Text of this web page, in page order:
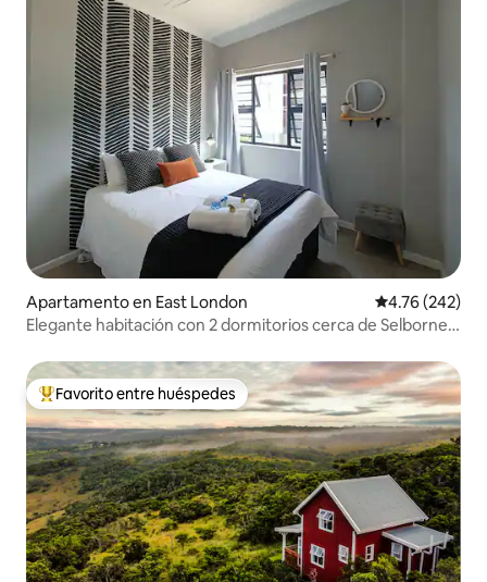
Apartamento en East London Calificación
4.76 (242)
Elegante habitación con 2 dormitorios cerca de Selborne
Favorito entre huéspedes preferido
Favorito entre huéspedes